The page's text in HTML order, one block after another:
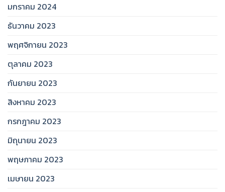
มกราคม 2024
ธันวาคม 2023
พฤศจิกายน 2023
ตุลาคม 2023
กันยายน 2023
สิงหาคม 2023
กรกฎาคม 2023
มิถุนายน 2023
พฤษภาคม 2023
เมษายน 2023